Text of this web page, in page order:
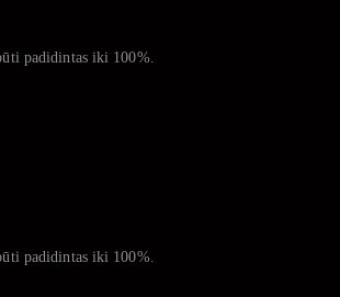
padidintas iki 100%.
padidintas iki 100%.